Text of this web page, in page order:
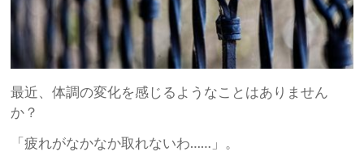
最近、体調の変化を感じるようなことはありません
か？
「疲れがなかなか取れないわ……」。